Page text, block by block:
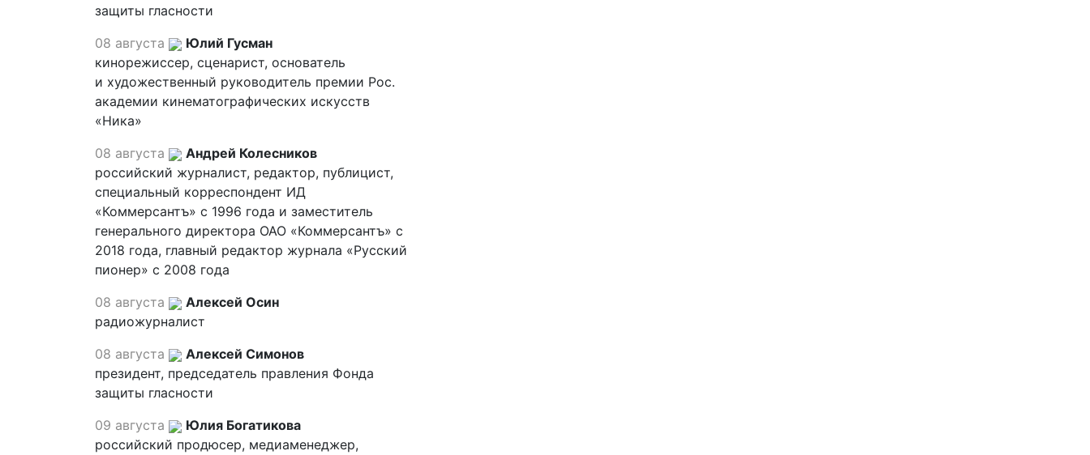
защиты гласности
08 августа
Юлий Гусман
кинорежиссер, сценарист, основатель
и художественный руководитель премии Рос.
академии кинематографических искусств
«Ника»
08 августа
Андрей Колесников
российский журналист, редактор, публицист,
специальный корреспондент ИД
«Коммерсантъ» с 1996 года и заместитель
генерального директора ОАО «Коммерсантъ» с
2018 года, главный редактор журнала «Русский
пионер» с 2008 года
08 августа
Алексей Осин
радиожурналист
08 августа
Алексей Симонов
президент, председатель правления Фонда
защиты гласности
09 августа
Юлия Богатикова
российский продюсер, медиаменеджер,